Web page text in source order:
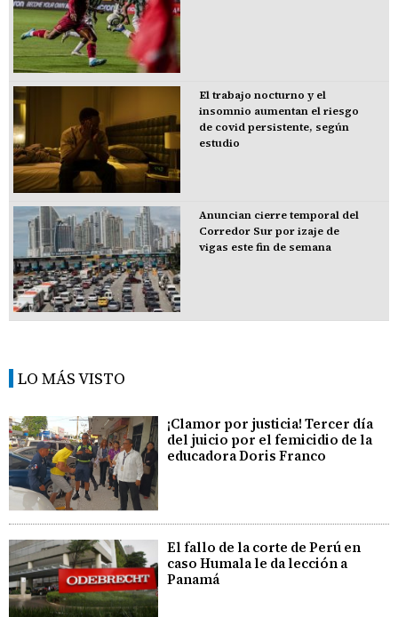
El trabajo nocturno y el
insomnio aumentan el riesgo
de covid persistente, según
estudio
Anuncian cierre temporal del
Corredor Sur por izaje de
vigas este fin de semana
LO MÁS VISTO
¡Clamor por justicia! Tercer día
del juicio por el femicidio de la
educadora Doris Franco
El fallo de la corte de Perú en
caso Humala le da lección a
Panamá